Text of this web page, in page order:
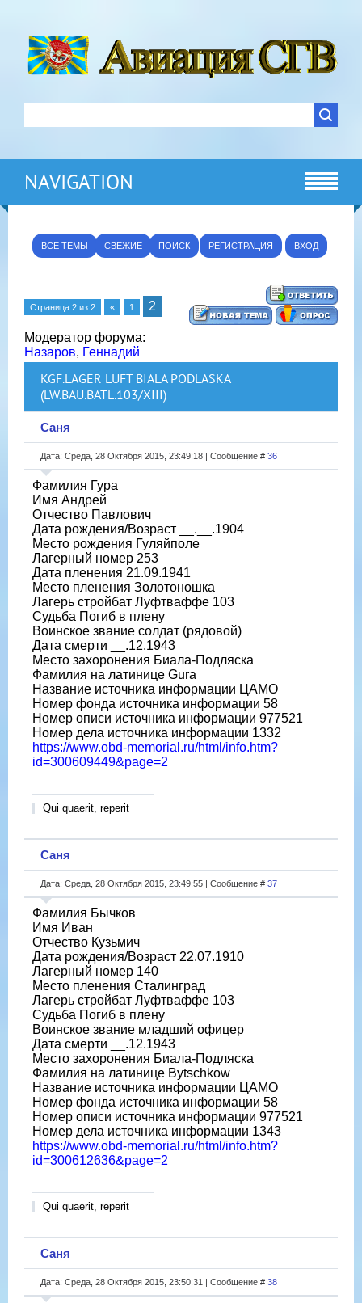
NAVIGATION
ВСЕ ТЕМЫ СВЕЖИЕ ПОИСК РЕГИСТРАЦИЯ ВХОД
Страница 2 из 2 « 1 2
Модератор форума:
Назаров, Геннадий
KGF.LAGER LUFT BIALA PODLASKA
(LW.BAU.BATL.103/XIII)
Саня
Дата: Среда, 28 Октября 2015, 23:49:18 | Сообщение # 36
Фамилия Гура
Имя Андрей
Отчество Павлович
Дата рождения/Возраст __.__.1904
Место рождения Гуляйполе
Лагерный номер 253
Дата пленения 21.09.1941
Место пленения Золотоношка
Лагерь стройбат Луфтваффе 103
Судьба Погиб в плену
Воинское звание солдат (рядовой)
Дата смерти __.12.1943
Место захоронения Биала-Подляска
Фамилия на латинице Gura
Название источника информации ЦАМО
Номер фонда источника информации 58
Номер описи источника информации 977521
Номер дела источника информации 1332
https://www.obd-memorial.ru/html/info.htm?
id=300609449&page=2
Qui quaerit, reperit
Саня
Дата: Среда, 28 Октября 2015, 23:49:55 | Сообщение # 37
Фамилия Бычков
Имя Иван
Отчество Кузьмич
Дата рождения/Возраст 22.07.1910
Лагерный номер 140
Место пленения Сталинград
Лагерь стройбат Луфтваффе 103
Судьба Погиб в плену
Воинское звание младший офицер
Дата смерти __.12.1943
Место захоронения Биала-Подляска
Фамилия на латинице Bytschkow
Название источника информации ЦАМО
Номер фонда источника информации 58
Номер описи источника информации 977521
Номер дела источника информации 1343
https://www.obd-memorial.ru/html/info.htm?
id=300612636&page=2
Qui quaerit, reperit
Саня
Дата: Среда, 28 Октября 2015, 23:50:31 | Сообщение # 38